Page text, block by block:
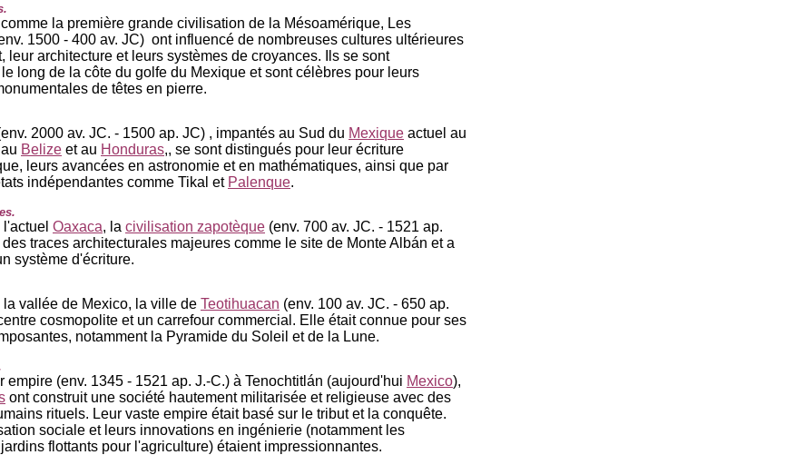
la première grande civilisation de la Mésoamérique, Les
1500 - 400 av. JC) ont influencé de nombreuses cultures ultérieures
leur architecture et leurs systèmes de croyances. Ils se sont
long de la côte du golfe du Mexique et sont célèbres pour leurs
de têtes en pierre.
2000 av. JC. - 1500 ap. JC) , impantés au Sud du Mexique actuel au
Belize et au Honduras,, se sont distingués pour leur écriture
leurs avancées en astronomie et en mathématiques, ainsi que par
indépendantes comme Tikal et Palenque.
Oaxaca, la civilisation zapotèque (env. 700 av. JC. - 1521 ap.
traces architecturales majeures comme le site de Monte Albán et a
système d'écriture.
la vallée de Mexico, la ville de Teotihuacan (env. 100 av. JC. - 650 ap.
cosmopolite et un carrefour commercial. Elle était connue pour ses
notamment la Pyramide du Soleil et de la Lune.
empire (env. 1345 - 1521 ap. J.-C.) à Tenochtitlán (aujourd'hui Mexico),
ont construit une société hautement militarisée et religieuse avec des
rituels. Leur vaste empire était basé sur le tribut et la conquête.
sociale et leurs innovations en ingénierie (notamment les
jardins flottants pour l'agriculture) étaient impressionnantes.